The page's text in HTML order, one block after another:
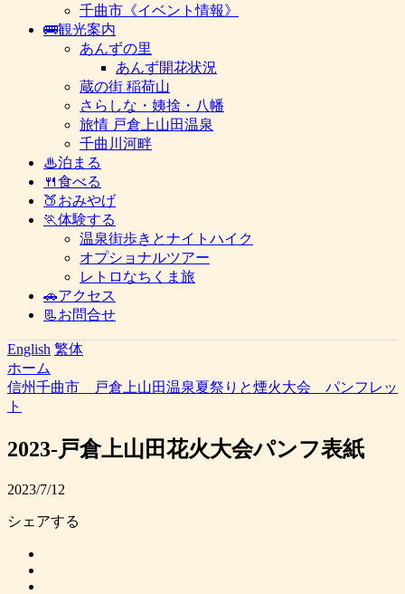
千曲市《イベント情報》
🚌観光案内
あんずの里
あんず開花状況
蔵の街 稲荷山
さらしな・姨捨・八幡
旅情 戸倉上山田温泉
千曲川河畔
♨泊まる
🍴食べる
🍑おみやげ
🏃体験する
温泉街歩きとナイトハイク
オプショナルツアー
レトロなちくま旅
🚗アクセス
📃お問合せ
English 繁体
ホーム
信州千曲市 戸倉上山田温泉夏祭りと煙火大会 パンフレッ
ト
2023-戸倉上山田花火大会パンフ表紙
2023/7/12
シェアする